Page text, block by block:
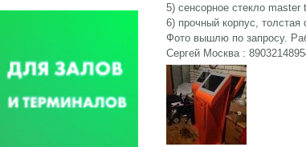
5) сенсорное стекло
6) прочный корпус, толстая
Фото вышлю по запросу.
Сергей Москва :